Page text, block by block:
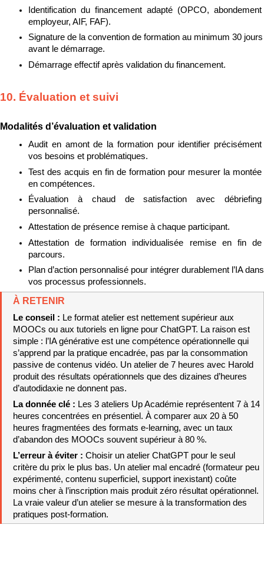
Identification du financement adapté (OPCO, abondement
employeur, AIF, FAF).
Signature de la convention de formation au minimum 30 jours
avant le démarrage.
Démarrage effectif après validation du financement.
10. Évaluation et suivi
Modalités d’évaluation et validation
Audit en amont de la formation pour identifier précisément
vos besoins et problématiques.
Test des acquis en fin de formation pour mesurer la montée
en compétences.
Évaluation à chaud de satisfaction avec débriefing
personnalisé.
Attestation de présence remise à chaque participant.
Attestation de formation individualisée remise en fin de
parcours.
Plan d’action personnalisé pour intégrer durablement l’IA dans
vos processus professionnels.
À RETENIR
Le conseil : Le format atelier est nettement supérieur aux
MOOCs ou aux tutoriels en ligne pour ChatGPT. La raison est
simple : l’IA générative est une compétence opérationnelle qui
s’apprend par la pratique encadrée, pas par la consommation
passive de contenus vidéo. Un atelier de 7 heures avec Harold
produit des résultats opérationnels que des dizaines d’heures
d’autodidaxie ne donnent pas.
La donnée clé : Les 3 ateliers Up Académie représentent 7 à 14
heures concentrées en présentiel. À comparer aux 20 à 50
heures fragmentées des formats e-learning, avec un taux
d’abandon des MOOCs souvent supérieur à 80 %.
L’erreur à éviter : Choisir un atelier ChatGPT pour le seul
critère du prix le plus bas. Un atelier mal encadré (formateur peu
expérimenté, contenu superficiel, support inexistant) coûte
moins cher à l’inscription mais produit zéro résultat opérationnel.
La vraie valeur d’un atelier se mesure à la transformation des
pratiques post-formation.